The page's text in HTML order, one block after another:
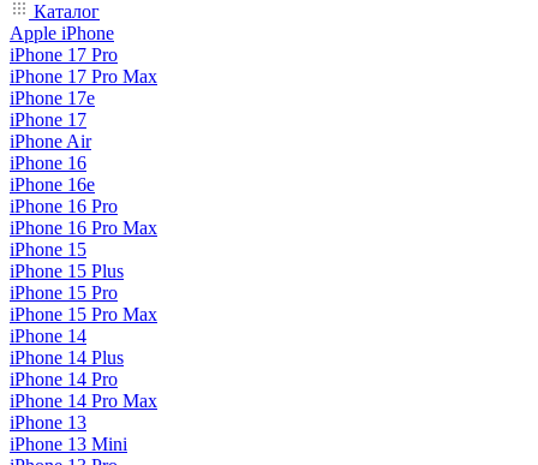
Каталог
Apple iPhone
iPhone 17 Pro
iPhone 17 Pro Max
iPhone 17e
iPhone 17
iPhone Air
iPhone 16
iPhone 16e
iPhone 16 Pro
iPhone 16 Pro Max
iPhone 15
iPhone 15 Plus
iPhone 15 Pro
iPhone 15 Pro Max
iPhone 14
iPhone 14 Plus
iPhone 14 Pro
iPhone 14 Pro Max
iPhone 13
iPhone 13 Mini